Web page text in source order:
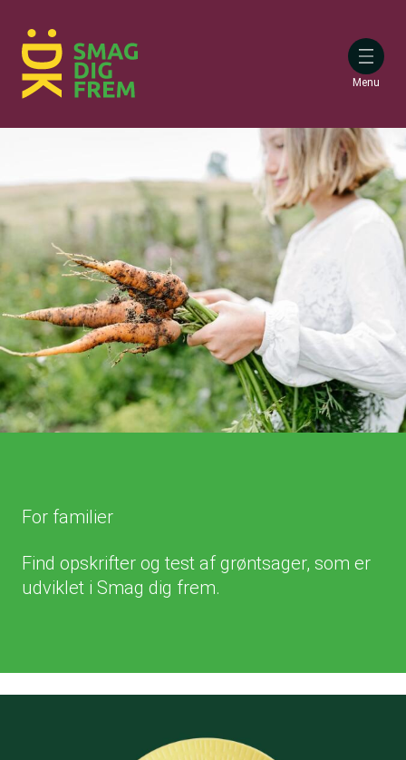
hovedindhold
Menu
For familier
Find opskrifter og test af grøntsager, som er
udviklet i Smag dig frem.